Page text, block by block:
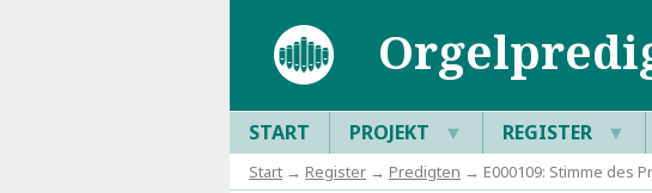
START PROJEKT ▼ REGISTER ▼
Start → Register → Predigten → E000109: Stimme des